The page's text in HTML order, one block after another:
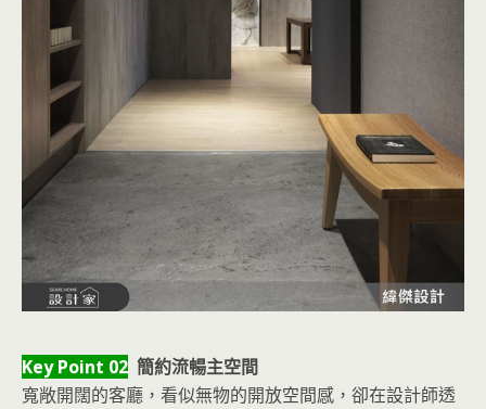
Key Point 02 簡約流暢主空間
寬敞開闊的客廳，看似無物的開放空間感，卻在設計師透